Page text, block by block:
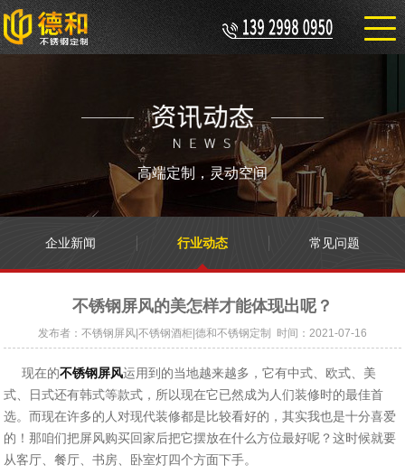
高端定制，灵动空间
企业新闻 行业动态 常见问题
不锈钢屏风的美怎样才能体现出呢？
发布者：不锈钢屏风|不锈钢酒柜|德和不锈钢定制 时间：2021-07-16
现在的不锈钢屏风运用到的当地越来越多，它有中式、欧式、美
式、日式还有韩式等款式，所以现在它已然成为人们装修时的最佳首
选。而现在许多的人对现代装修都是比较看好的，其实我也是十分喜爱
的！那咱们把屏风购买回家后把它摆放在什么方位最好呢？这时候就要
从客厅、餐厅、书房、卧室灯四个方面下手。